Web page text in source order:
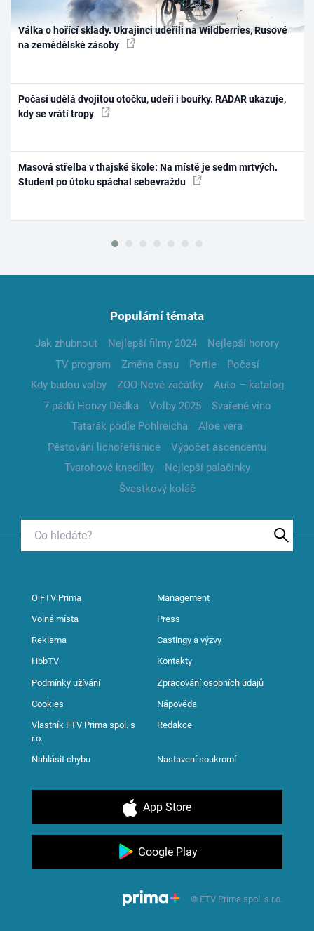
Válka o hořící sklady. Ukrajinci udeřili na Wildberries, Rusové
na zemědělské zásoby
Počasí udělá dvojitou otočku, udeří i bouřky. RADAR ukazuje,
kdy se vrátí tropy
Masová střelba v thajské škole: Na místě je sedm mrtvých.
Student po útoku spáchal sebevraždu
Populární témata
Jak zhubnout Nejlepší filmy 2024
Nejlepší horory
TV program
Změna času Partie
Počasí
Kdy budou volby
ZOO Nové začátky
Auto – katalog
7 pádů Honzy Dědka
Volby 2025
Svařené víno
Tatarák podle Pohlreicha
Aloe vera
Pěstování lichořeřišnice
Výpočet ascendentu
Tvarohové knedlíky
Nejlepší palačinky
Švestkový koláč
O FTV Prima Management
Volná místa Press
Reklama Castingy a výzvy
HbbTV Kontakty
Podmínky užívání Zpracování osobních údajů
Cookies Nápověda
Vlastník FTV Prima spol. s
r.o.
Redakce
Nahlásit chybu Nastavení soukromí
App Store
Google Play
© FTV Prima spol. s r.o.